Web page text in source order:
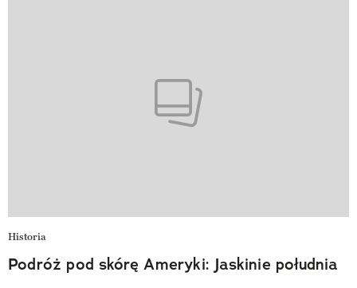
Historia
Podróż pod skórę Ameryki: Jaskinie południa